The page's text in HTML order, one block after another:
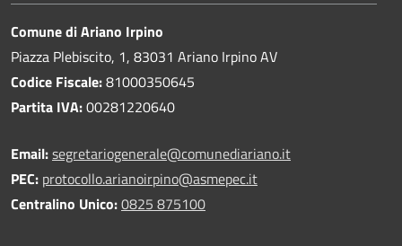
Comune di Ariano Irpino
Piazza Plebiscito, 1, 83031 Ariano Irpino AV
Codice Fiscale:81000350645
Partita IVA:00281220640
Email:segretariogenerale@comunediariano.it
PEC: protocollo.arianoirpino@asmepec.it
Centralino Unico:0825 875100